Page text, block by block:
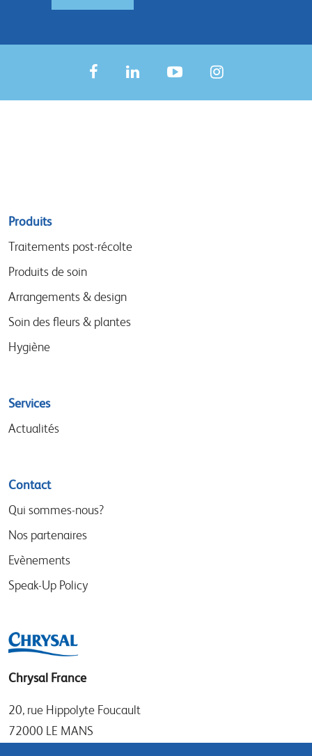
Sitemap
menu
Produits
Traitements post-récolte
Produits de soin
Arrangements & design
Soin des fleurs & plantes
Hygiène
Services
Actualités
Contact
Qui sommes-nous?
Nos partenaires
Evènements
Speak-Up Policy
Chrysal France
20, rue Hippolyte Foucault
72000 LE MANS